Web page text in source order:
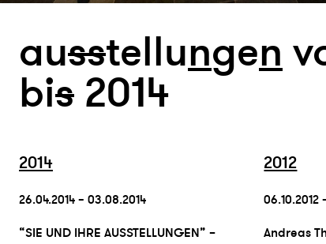
ausstellungen
bis 2014
2014
26.04.2014 – 03.08.2014
“SIE UND IHRE AUSSTELLUNGEN” –
2012
06.10.2012
Andreas